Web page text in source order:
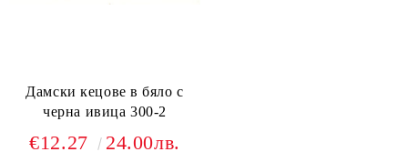
Дамски кецове в бяло с
черна ивица 300-2
€12.27 24.00лв.